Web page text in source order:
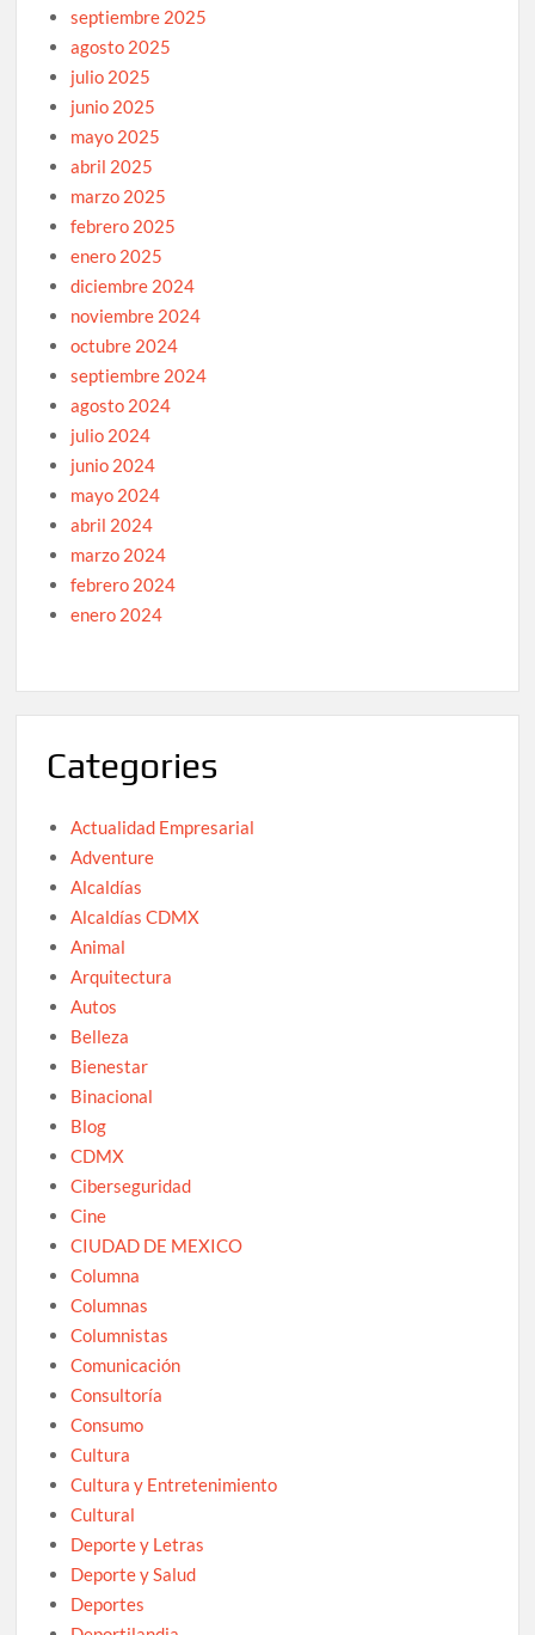
septiembre 2025
agosto 2025
julio 2025
junio 2025
mayo 2025
abril 2025
marzo 2025
febrero 2025
enero 2025
diciembre 2024
noviembre 2024
octubre 2024
septiembre 2024
agosto 2024
julio 2024
junio 2024
mayo 2024
abril 2024
marzo 2024
febrero 2024
enero 2024
Categories
Actualidad Empresarial
Adventure
Alcaldías
Alcaldías CDMX
Animal
Arquitectura
Autos
Belleza
Bienestar
Binacional
Blog
CDMX
Ciberseguridad
Cine
CIUDAD DE MEXICO
Columna
Columnas
Columnistas
Comunicación
Consultoría
Consumo
Cultura
Cultura y Entretenimiento
Cultural
Deporte y Letras
Deporte y Salud
Deportes